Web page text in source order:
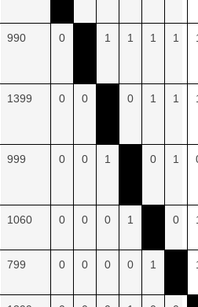
990 0 1 1 1 1
1399 0 0 0 1 1
999 0 0 1 0 1
1060 0 0 0 1 0
799 0 0 0 0 1